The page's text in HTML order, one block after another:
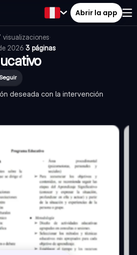
Abrir la app
visualizaciones·
2026·3 páginas
Seguir
deseada con la intervención